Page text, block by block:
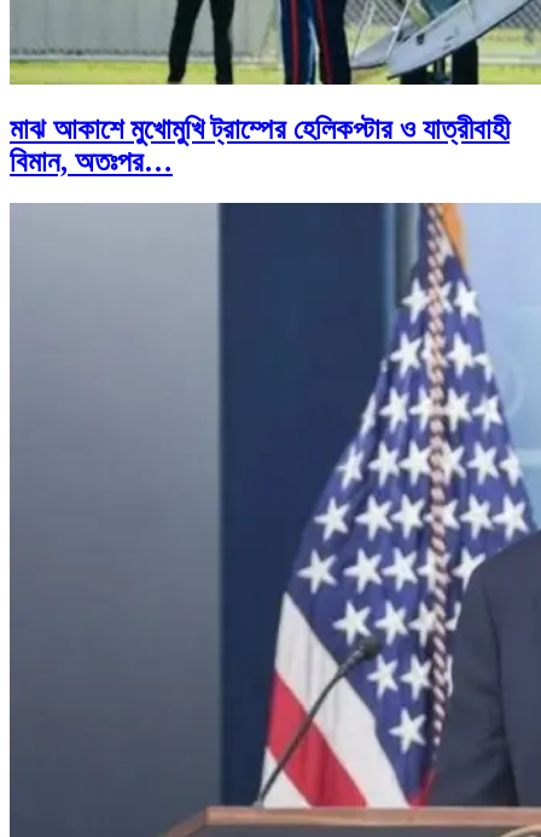
মাঝ আকাশে মুখোমুখি ট্রাম্পের হেলিকপ্টার ও যাত্রীবাহী
বিমান, অতঃপর…